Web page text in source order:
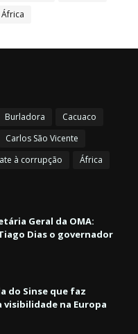
África
Burladora
Cacuaco
Carlos São Vicente
à corrupção África
Geral da OMA:
Dias o governador
do Sinse que faz
na Europa